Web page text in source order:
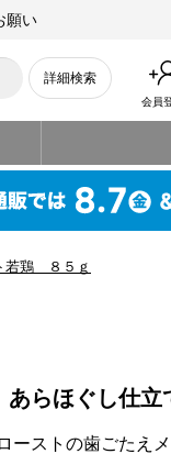
願い
詳細検索
会員
鶏 ８５ｇ
らほぐし仕
ーストの歯ごたえメ